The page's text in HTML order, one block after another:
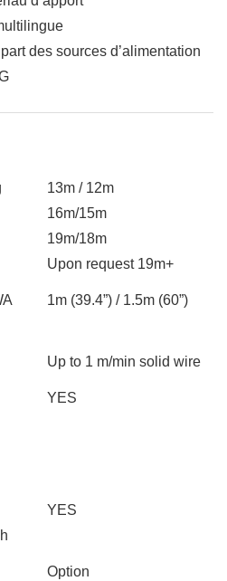
des sources d’alimentation
13m / 12m
16m/15m
19m/18m
Upon request 19m+
1m (39.4”) / 1.5m (60”)
Up to 1 m/min solid wire
YES
YES
Option